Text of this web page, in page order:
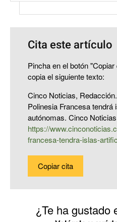
Cita este artículo
Pincha en el botón
copia el siguiente texto:
Cinco Noticias,
Polinesia Francesa tendrá
autónomas. Cinco Noticias
https://
francesa-tendra-islas-
Copiar cita
¿Te ha gustado